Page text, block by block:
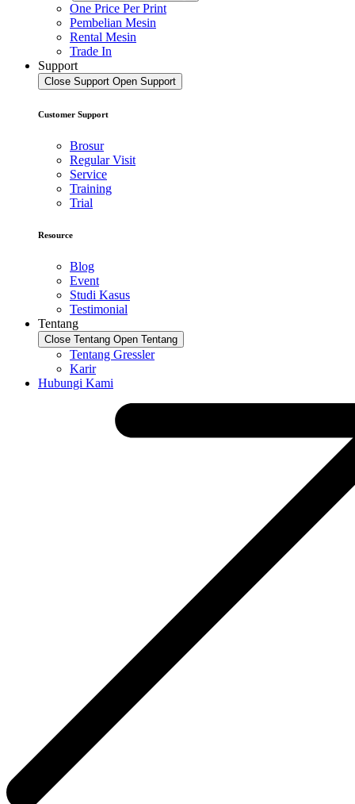
One Price Per Print
Pembelian Mesin
Rental Mesin
Trade In
Support
Close Support Open Support
Customer Support
Brosur
Regular Visit
Service
Training
Trial
Resource
Blog
Event
Studi Kasus
Testimonial
Tentang
Close Tentang Open Tentang
Tentang Gressler
Karir
Hubungi Kami